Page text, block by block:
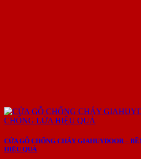
CỬA GỖ CHỐNG CHÁY GIAHUYDOOR –
HIỆU QUẢ